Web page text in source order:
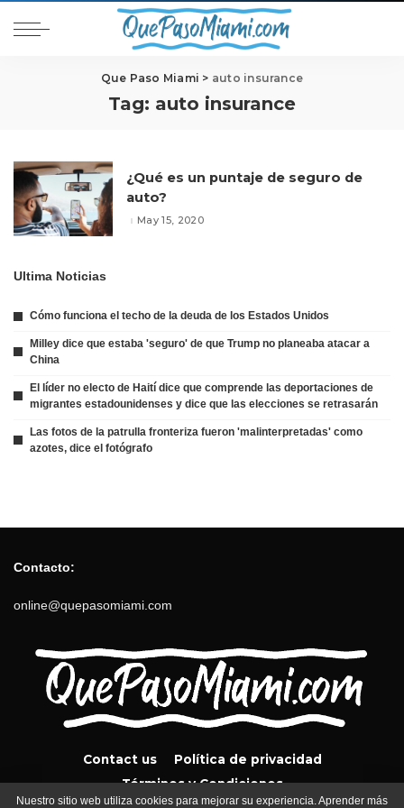
Que Paso Miami > auto insurance
Tag: auto insurance
¿Qué es un puntaje de seguro de
auto?
May 15, 2020
Ultima Noticias
Cómo funciona el techo de la deuda de los Estados Unidos
Milley dice que estaba 'seguro' de que Trump no planeaba atacar a
China
El líder no electo de Haití dice que comprende las deportaciones de
migrantes estadounidenses y dice que las elecciones se retrasarán
Las fotos de la patrulla fronteriza fueron 'malinterpretadas' como
azotes, dice el fotógrafo
Contacto:
online@quepasomiami.com
Contact us
Política de privacidad
Términos y Condiciones
Nuestro sitio web utiliza cookies para mejorar su experiencia. Aprender más